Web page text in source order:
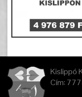
Kislippó
Cím: